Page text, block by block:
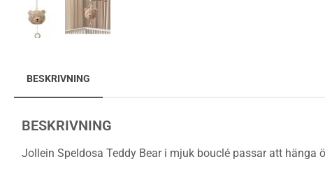
BESKRIVNING
BESKRIVNING
Jollein Speldosa Teddy Bear i mjuk bouclé passar att hänga